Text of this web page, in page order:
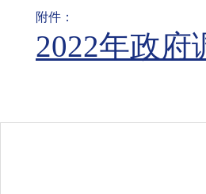
附件：
2022年政府